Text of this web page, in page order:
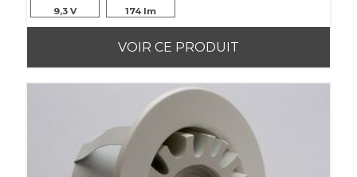
9,3 174
VOIR CE PRODUIT